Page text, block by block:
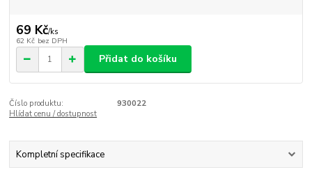
69 Kč/ks
62 Kč bez DPH
Přidat do košíku
Číslo produktu:
930022
Hlídat cenu / dostupnost
Kompletní specifikace